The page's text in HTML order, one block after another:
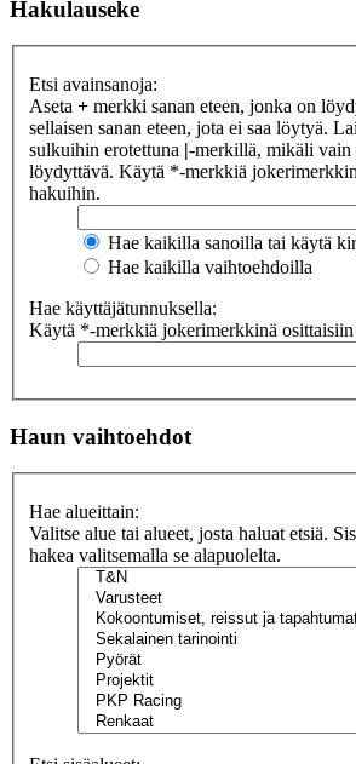
Hakulauseke
Etsi avainsanoja:
Aseta + merkki sanan eteen, jonka on
sellaisen sanan eteen, jota ei saa löytyä.
sulkuihin erotettuna |-merkillä, mikäli vain
löydyttävä. Käytä *-merkkiä
hakuihin.
Hae kaikilla sanoilla tai käytä
Hae kaikilla vaihtoehdoilla
Hae käyttäjätunnuksella:
Käytä *-merkkiä jokerimerkkinä
Haun vaihtoehdot
Hae alueittain:
Valitse alue tai alueet, josta haluat etsiä.
hakea valitsemalla se alapuolelta.